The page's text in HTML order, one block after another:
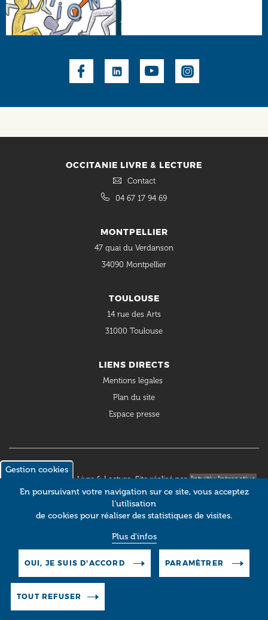
OCCITANIE LIVRE & LECTURE
Contact
04 67 17 94 69
MONTPELLIER
47 quai du Verdanson
34090 Montpellier
TOULOUSE
14 rue des Arts
31000 Toulouse
LIENS DIRECTS
Mentions légales
Plan du site
Espace presse
© 2018 Occitanie Livre & Lecture. Site réalisé parIntuitiv Interactive
Pictos
Gestion cookies
En poursuivant votre navigation sur ce site, vous acceptez
l’utilisation
de cookies pour réaliser des statistiques de visites.
Plus d'infos
OUI, JE SUIS D'ACCORD PARAMÈTRER
TOUT REFUSER